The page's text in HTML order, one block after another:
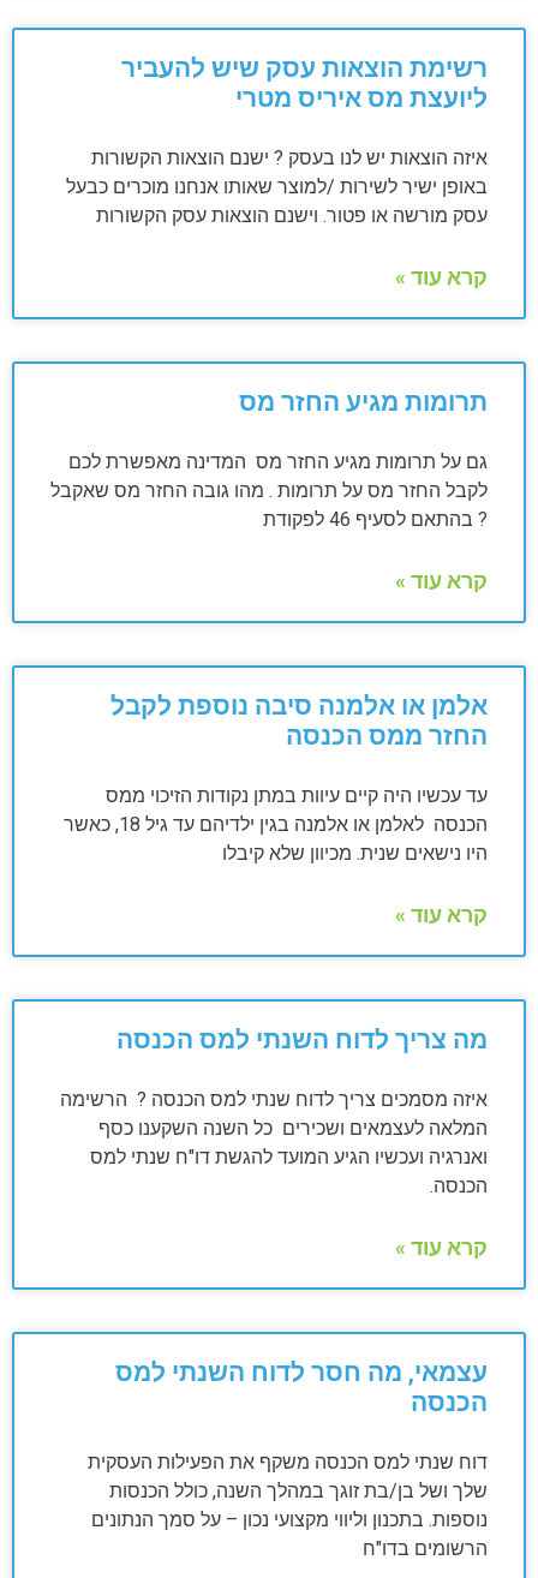
רשימת הוצאות עסק שיש להעביר
ליועצת מס איריס מטרי
איזה הוצאות יש לנו בעסק ? ישנם הוצאות הקשורות
באופן ישיר לשירות /למוצר שאותו אנחנו מוכרים כבעל
עסק מורשה או פטור. וישנם הוצאות עסק הקשורות
קרא עוד »
תרומות מגיע החזר מס
גם על תרומות מגיע החזר מס המדינה מאפשרת לכם
לקבל החזר מס על תרומות . מהו גובה החזר מס שאקבל
? בהתאם לסעיף 46 לפקודת
קרא עוד »
אלמן או אלמנה סיבה נוספת לקבל
החזר ממס הכנסה
עד עכשיו היה קיים עיוות במתן נקודות הזיכוי ממס
הכנסה לאלמן או אלמנה בגין ילדיהם עד גיל 18, כאשר
היו נישאים שנית. מכיוון שלא קיבלו
קרא עוד »
מה צריך לדוח השנתי למס הכנסה
איזה מסמכים צריך לדוח שנתי למס הכנסה ? הרשימה
המלאה לעצמאים ושכירים כל השנה השקענו כסף
ואנרגיה ועכשיו הגיע המועד להגשת דו"ח שנתי למס
הכנסה.
קרא עוד »
עצמאי, מה חסר לדוח השנתי למס
הכנסה
דוח שנתי למס הכנסה משקף את הפעילות העסקית
שלך ושל בן/בת זוגך במהלך השנה, כולל הכנסות
נוספות. בתכנון וליווי מקצועי נכון – על סמך הנתונים
הרשומים בדו"ח